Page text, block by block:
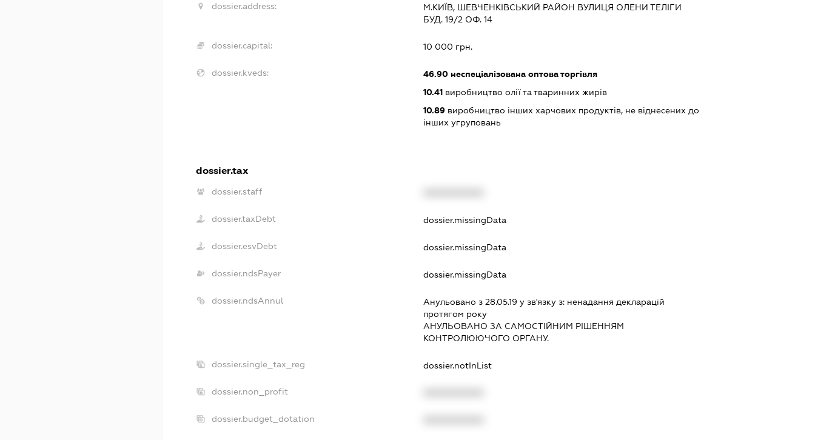
dossier.address:
М.КИЇВ, ШЕВЧЕНКІВСЬКИЙ РАЙОН ВУЛИЦЯ ОЛЕНИ ТЕЛІГИ
БУД. 19/2 ОФ. 14
dossier.capital: 10 000 грн.
dossier.kveds: 46.90неспеціалізована оптова торгівля
10.41виробництво олії та тваринних жирів
10.89виробництво інших харчових продуктів, не віднесених до
інших угруповань
dossier.tax
dossier.staff
dossier.taxDebt dossier.missingData
dossier.esvDebt dossier.missingData
dossier.ndsPayer dossier.missingData
dossier.ndsAnnul Анульовано з 28.05.19 у зв'язку з: ненадання декларацiй
протягом року
АНУЛЬОВАНО ЗА САМОСТIЙНИМ РIШЕННЯМ
КОНТРОЛЮЮЧОГО ОРГАНУ.
dossier.single_tax_reg dossier.notInList
dossier.non_profit
dossier.budget_dotation